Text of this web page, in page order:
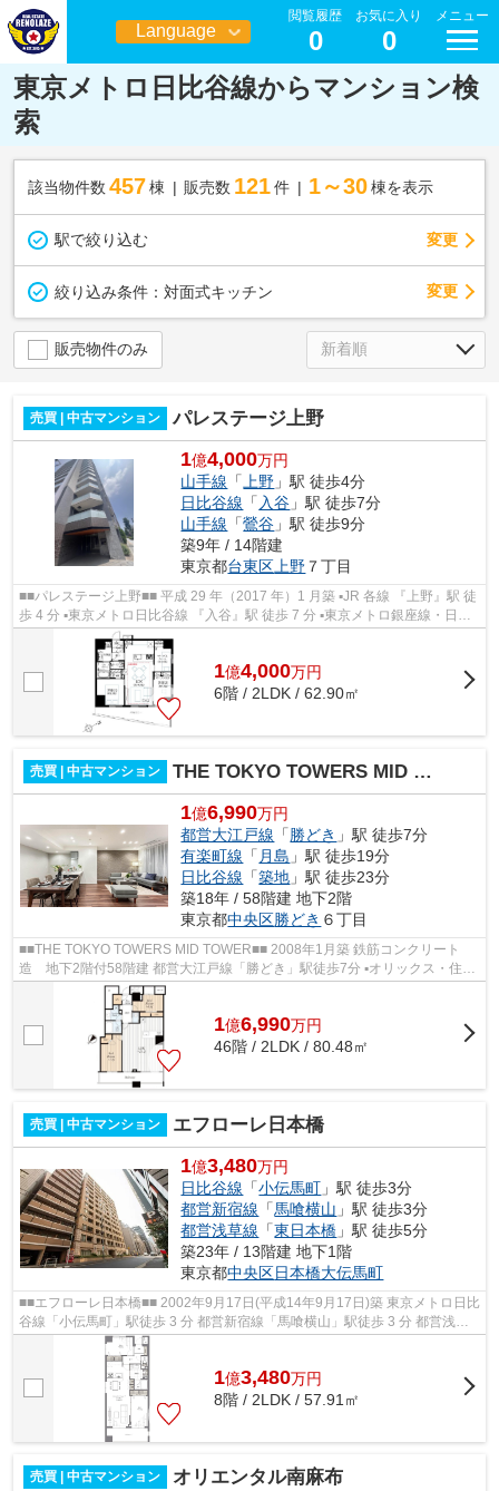
Language
日本語
閲覧履歴
0
お気に入り
0
メニュー
東京メトロ日比谷線からマンション検
索
該当物件数 457棟 販売数 121 件 1～30 棟を表示
駅で絞り込む 変更
絞り込み条件： 対面式キッチン 変更
販売物件のみ
売買 | 中古マンション パレステージ上野
1億4,000万円
山手線 「 上野 」駅 徒歩4分
日比谷線 「 入谷 」駅 徒歩7分
山手線 「鶯谷 」駅 徒歩9分
築9年 / 14階建
東京都台東区 上野 ７丁目
■■パレステージ上野■■ 平成 29 年（2017 年）1 月築 ▪JR 各線 『上野』駅 徒
歩 4 分 ▪東京メトロ日比谷線 『入谷』駅 徒歩 7 分 ▪東京メトロ銀座線・日比
谷線 『上野』駅 徒歩 8 分 ...
1億4,000万円
6階 / 2LDK / 62.90㎡
売買 | 中古マンション THE TOKYO TOWERS MID TOWER
1億6,990万円
都営大江戸線 「 勝どき 」駅 徒歩7分
有楽町線 「 月島 」駅 徒歩19分
日比谷線 「築地 」駅 徒歩23分
築18年 / 58階建 地下2階
東京都中央区勝どき ６丁目
■■THE TOKYO TOWERS MID TOWER■■ 2008年1月築 鉄筋コンクリート
造 地下2階付58階建 都営大江戸線「勝どき」駅徒歩7分 ▪オリックス・住
商・東急不動産旧分譲×前田建設・大成建設施...
1億6,990万円
46階 / 2LDK / 80.48㎡
売買 | 中古マンション エフローレ日本橋
1億3,480万円
日比谷線 「小伝馬町 」駅 徒歩3分
都営新宿線 「馬喰横山 」駅 徒歩3分
都営浅草線 「東日本橋 」駅 徒歩5分
築23年 / 13階建 地下1階
東京都中央区日本橋大伝馬町
■■エフローレ日本橋■■ 2002年9月17日(平成14年9月17日)築 東京メトロ日比
谷線「小伝馬町」駅徒歩 3 分 都営新宿線「馬喰横山」駅徒歩 3 分 都営浅草
線「東日本橋」駅徒歩 5 分 東京...
1億3,480万円
8階 / 2LDK / 57.91㎡
売買 | 中古マンション オリエンタル南麻布